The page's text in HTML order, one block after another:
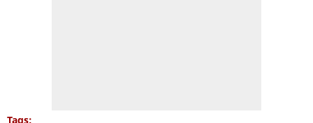
Tags: